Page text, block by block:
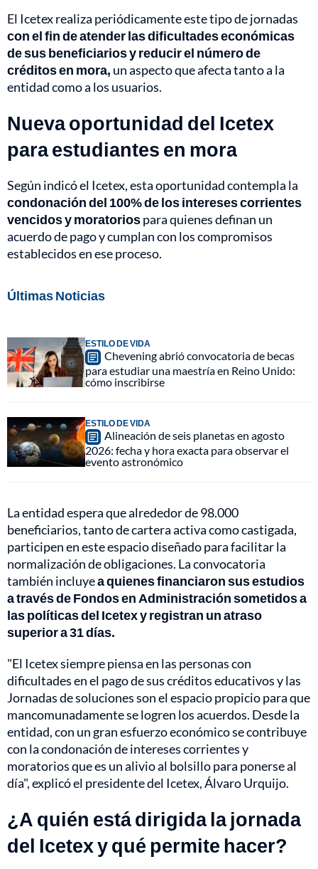
El Icetex realiza periódicamente este tipo de jornadas
con el fin de atender las dificultades económicas
de sus beneficiarios y reducir el número de
créditos en mora, un aspecto que afecta tanto a la
entidad como a los usuarios.
Nueva oportunidad del Icetex
para estudiantes en mora
Según indicó el Icetex, esta oportunidad contempla la
condonación del 100% de los intereses corrientes
vencidos y moratoriospara quienes definan un
acuerdo de pago y cumplan con los compromisos
establecidos en ese proceso.
Últimas Noticias
ESTILO DE VIDA
Chevening abrió convocatoria de becas
para estudiar una maestría en Reino Unido:
cómo inscribirse
ESTILO DE VIDA
Alineación de seis planetas en agosto
2026: fecha y hora exacta para observar el
evento astronómico
La entidad espera que alrededor de 98.000
beneficiarios, tanto de cartera activa como castigada,
participen en este espacio diseñado para facilitar la
normalización de obligaciones. La convocatoria
también incluyea quienes financiaron sus estudios
a través de Fondos en Administración sometidos a
las políticas del Icetex y registran un atraso
superior a 31 días.
"El Icetex siempre piensa en las personas con
dificultades en el pago de sus créditos educativos y las
Jornadas de soluciones son el espacio propicio para que
mancomunadamente se logren los acuerdos. Desde la
entidad, con un gran esfuerzo económico se contribuye
con la condonación de intereses corrientes y
moratorios que es un alivio al bolsillo para ponerse al
día", explicó el presidente del Icetex, Álvaro Urquijo.
¿A quién está dirigida la jornada
del Icetex y qué permite hacer?